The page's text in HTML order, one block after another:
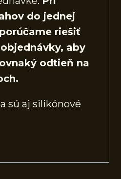
do jednej
riešiť
aby
odtieň na
sú aj silikónové